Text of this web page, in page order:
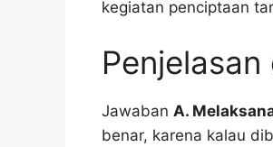
kegiatan penciptaan
Jawaban A.
benar, karena kalau